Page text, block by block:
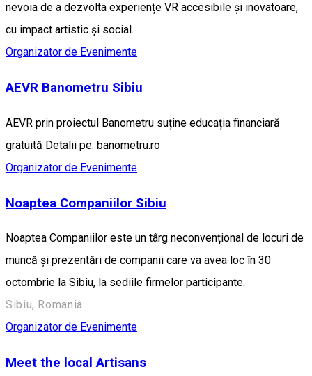
nevoia de a dezvolta experiențe VR accesibile și inovatoare,
cu impact artistic și social.
Organizator de Evenimente
AEVR Banometru Sibiu
AEVR prin proiectul Banometru suține educația financiară
gratuită Detalii pe: banometru.ro
Organizator de Evenimente
Noaptea Companiilor Sibiu
Noaptea Companiilor este un târg neconvențional de locuri de
muncă și prezentări de companii care va avea loc în 30
octombrie la Sibiu, la sediile firmelor participante.
Sibiu, Romania
Organizator de Evenimente
Meet the local Artisans